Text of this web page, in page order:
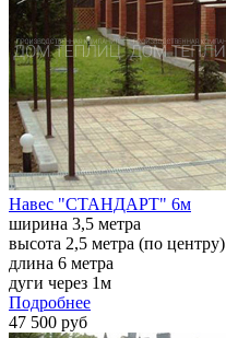
Навес "СТАНДАРТ" 6м
ширина 3,5 метра
высота 2,5 метра (по центру)
длина 6 метра
дуги через 1м
Подробнее
47 500 руб